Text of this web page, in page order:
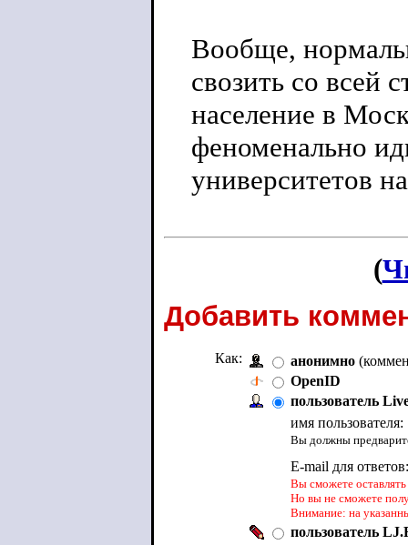
Вообще,
свозить со всей
население в
феноменально
университетов
(
Добавить
Как: анонимно
OpenID
пользователь
имя пользователя:
Вы должны
E-mail для
Вы сможете
Но вы не сможете
Внимание: на
пользователь